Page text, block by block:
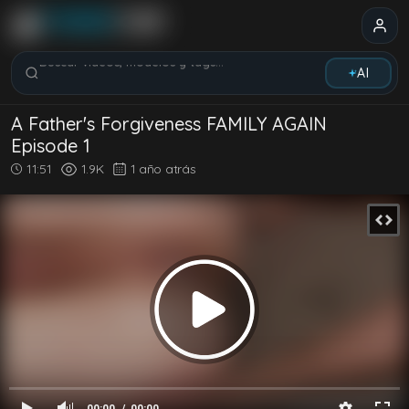
Buscar vídeos, modelos y tags...
AI
A Father's Forgiveness FAMILY AGAIN
Episode 1
11:51 1.9K 1 año atrás